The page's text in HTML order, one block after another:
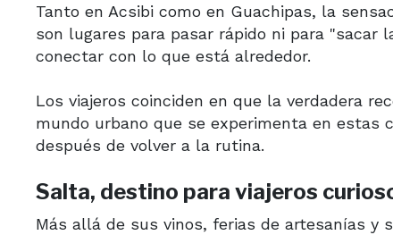
Tanto en Acsibi como en Guachipas, la
son lugares para pasar rápido ni para
conectar con lo que está alrededor.
Los viajeros coinciden en que la verdadera
mundo urbano que se experimenta en estas
después de volver a la rutina.
Salta, destino para viajeros
Más allá de sus vinos, ferias de artesanías